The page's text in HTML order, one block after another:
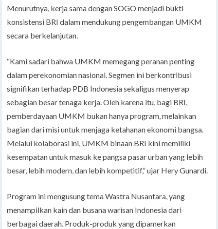
Menurutnya, kerja sama dengan SOGO menjadi bukti
konsistensi BRI dalam mendukung pengembangan UMKM
secara berkelanjutan.
“Kami sadari bahwa UMKM memegang peranan penting
dalam perekonomian nasional. Segmen ini berkontribusi
signifikan terhadap PDB Indonesia sekaligus menyerap
sebagian besar tenaga kerja. Oleh karena itu, bagi BRI,
pemberdayaan UMKM bukan hanya program, melainkan
bagian dari misi untuk menjaga ketahanan ekonomi bangsa.
Melalui kolaborasi ini, UMKM binaan BRI kini memiliki
kesempatan untuk masuk ke pangsa pasar urban yang lebih
besar, lebih modern, dan lebih kompetitif,” ujar Hery Gunardi.
Program ini mengusung tema Wastra Nusantara, yang
menampilkan kain dan busana warisan Indonesia dari
berbagai daerah. Produk-produk yang dipamerkan